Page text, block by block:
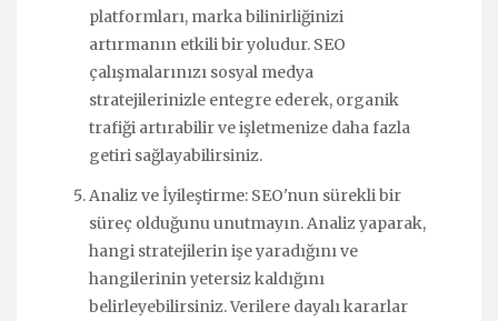
platformları, marka bilinirliğinizi
artırmanın etkili bir yoludur. SEO
çalışmalarınızı sosyal medya
stratejilerinizle entegre ederek, organik
trafiği artırabilir ve işletmenize daha fazla
getiri sağlayabilirsiniz.
Analiz ve İyileştirme: SEO'nun sürekli bir
süreç olduğunu unutmayın. Analiz yaparak,
hangi stratejilerin işe yaradığını ve
hangilerinin yetersiz kaldığını
belirleyebilirsiniz. Verilere dayalı kararlar